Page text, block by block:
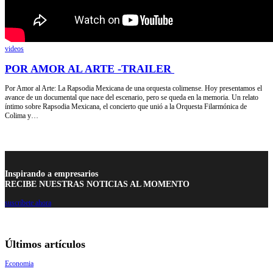
videos
POR AMOR AL ARTE -TRAILER
Por Amor al Arte: La Rapsodia Mexicana de una orquesta colimense. Hoy presentamos el
avance de un documental que nace del escenario, pero se queda en la memoria. Un relato
íntimo sobre Rapsodia Mexicana, el concierto que unió a la Orquesta Filarmónica de
Colima y…
Inspirando a empresarios
RECIBE NUESTRAS NOTICIAS AL MOMENTO
suscríbete ahora
Últimos artículos
Economia